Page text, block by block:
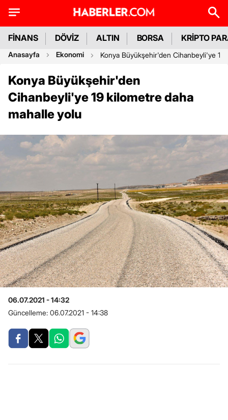
FİNANS DÖVİZ ALTIN BORSA KRİPTO
Anasayfa Ekonomi Konya Büyükşehir'den Cihanbeyli'ye
Konya Büyükşehir'den
Cihanbeyli'ye 19 kilometre daha
mahalle yolu
06.07.2021 - 14:32
Güncelleme: 06.07.2021 - 14:38